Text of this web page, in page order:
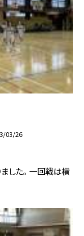
03/26
した。 一回戦は横